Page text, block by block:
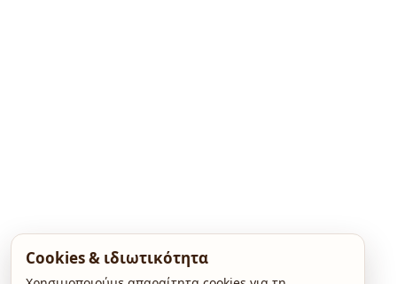
Cookies & ιδιωτικότητα